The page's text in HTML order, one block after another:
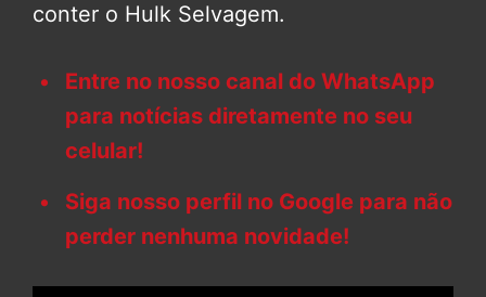
conter o Hulk Selvagem.
Entre no nosso canal do WhatsApp
para notícias diretamente no seu
celular!
Siga nosso perfil no Google para não
perder nenhuma novidade!